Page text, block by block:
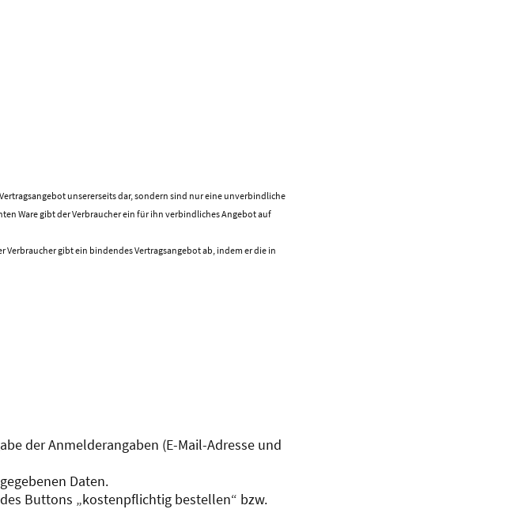
unsererseits dar, sondern sind nur eine unverbindliche
Ware gibt der Verbraucher ein für ihn verbindliches Angebot auf
gibt ein bindendes Vertragsangebot ab, indem er die in
der Anmelderangaben (E-Mail-Adresse und
Daten.
Buttons „kostenpflichtig bestellen“ bzw.